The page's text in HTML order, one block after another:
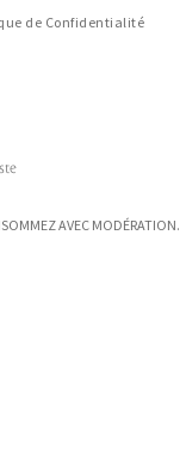
de Confidentialité
AVEC MODÉRATION.